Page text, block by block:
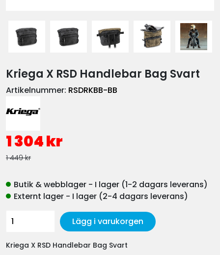
Kriega X RSD Handlebar Bag Svart
Artikelnummer: RSDRKBB-BB
1 304 kr
1 449 kr
Butik & webblager - I lager (1-2 dagars leverans)
Externt lager - I lager (2-4 dagars leverans)
Lägg i varukorgen
Kriega X RSD Handlebar Bag Svart